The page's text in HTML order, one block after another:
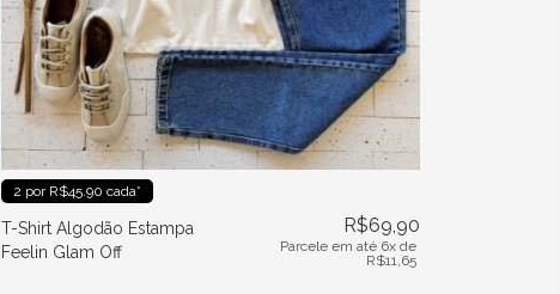
2 por R$45.90 cada*
T-Shirt Algodão Estampa
Feelin Glam Off
R$69,90
Parcele em até 6x de
R$11,65